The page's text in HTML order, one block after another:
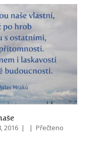
2016 | | Přečteno